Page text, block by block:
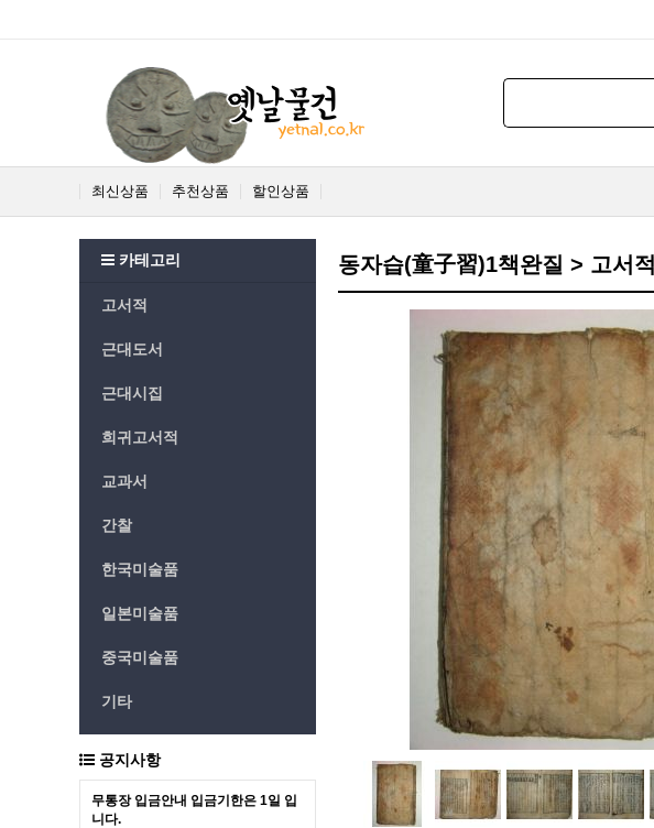
최신상품 추천상품 할인상품
카테고리
고서적
근대도서
근대시집
희귀고서적
교과서
간찰
한국미술품
일본미술품
중국미술품
기타
공지사항
무통장 입금안내 입금기한은 1일 입
니다.
동자습(童子習)1책완질 > 고서적